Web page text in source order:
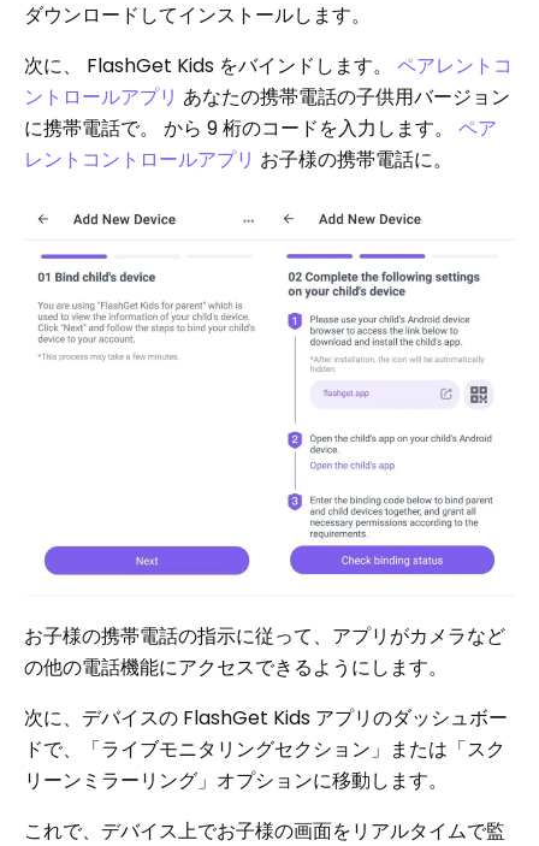
ダウンロードしてインストールします。
次に、 FlashGet Kids をバインドします。 ペアレントコ
ントロールアプリ あなたの携帯電話の子供用バージョン
に携帯電話で。 から 9 桁のコードを入力します。 ペア
レントコントロールアプリ お子様の携帯電話に。
お子様の携帯電話の指示に従って、アプリがカメラなど
の他の電話機能にアクセスできるようにします。
次に、デバイスの FlashGet Kids アプリのダッシュボー
ドで、「ライブモニタリングセクション」または「スク
リーンミラーリング」オプションに移動します。
これで、デバイス上でお子様の画面をリアルタイムで監